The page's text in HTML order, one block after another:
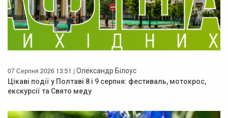
07 Серпня 2026 13:51 | Олександр Білоус
Цікаві події у Полтаві 8 і 9 серпня: фестиваль, мотокрос,
екскурсії та Свято меду